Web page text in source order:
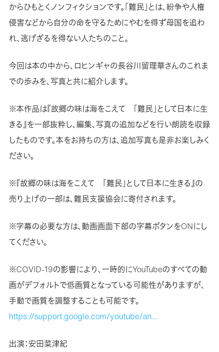
からひもとくノンフィクションです。「難民」とは、紛争や人権
侵害などから自分の命を守るためにやむを得ず母国を追わ
れ、逃げざるを得ない人たちのこと。
今回は本の中から、ロヒンギャの長谷川留理華さんのこれま
での歩みを、写真と共に紹介します。
※本作品は『故郷の味は海をこえて 「難民」として日本に生
きる』を一部抜粋し、編集、写真の追加などを行い朗読を収録
したものです。本をお持ちの方は、追加写真も是非お楽しみく
ださい。
※『故郷の味は海をこえて 「難民」として日本に生きる』の
売り上げの一部は、難民支援協会に寄付されます。
※字幕の必要な方は、動画画面下部の字幕ボタンをONにし
てください。
※COVID-19の影響により、一時的にYouTubeのすべての動
画がデフォルトで低画質となっている可能性がありますが、
手動で画質を調整することも可能です。
https://support.google.com/youtube/an…
出演：安田菜津紀